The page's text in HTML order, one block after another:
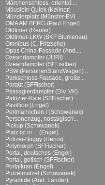
Märchenschloss, oriental....
Mäuslein Quiek (Kellner)
Münsterplatz (Münster-BV)
OMA AM BERG (Paul Engel)
Oldtimer (Reuter)
Oldtimer-LKW (BKF Blumenau)
Omnibus (C. Fritzsche)
Opas China-Fassade (And....
Ozeandampfer (JURI)
Ozeandampfer (SFFischer)
PSW (PersonenStandWagen)...
Parkschloss-Fassade, große...
Parqüt (SFFischer)
Passagierdampfer (Div. VK)
Patrizier-Kate (SFFischer)
Pavillion (Engel)
Perlmännchen I (Schowanek)
Personenzug, nostalgisch...
Pickup (Schowanek)
Platz ist in ... (Engel)
Polizei-Buggy (Heros)
Polymorph (SFFischer)
Portal, deutsches (Engel)
Portal, gotisch (SFFischer)
Portalkran (Engel)
Putzelmutzel (Schowanek)
Pyramide (And. Länder)